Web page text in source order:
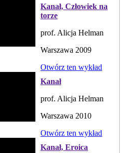
Kanał, Człowiek na
torze
prof. Alicja Helman
Warszawa 2009
Otwórz ten wykład
Kanał
prof. Alicja Helman
Warszawa 2010
Otwórz ten wykład
Kanał, Eroica